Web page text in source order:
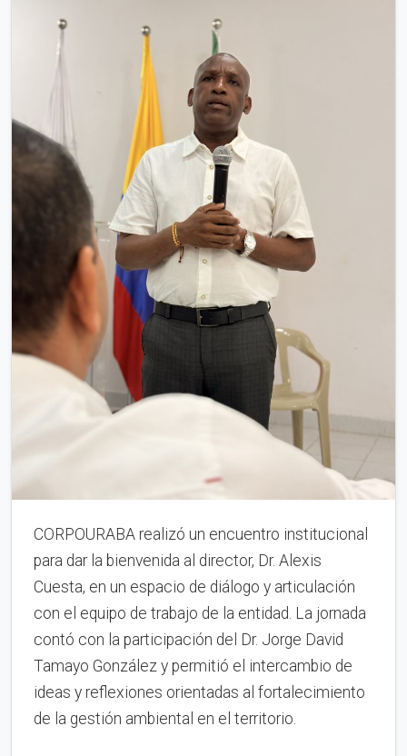
CORPOURABA realizó un encuentro institucional
para dar la bienvenida al director, Dr. Alexis
Cuesta, en un espacio de diálogo y articulación
con el equipo de trabajo de la entidad. La jornada
contó con la participación del Dr. Jorge David
Tamayo González y permitió el intercambio de
ideas y reflexiones orientadas al fortalecimiento
de la gestión ambiental en el territorio.